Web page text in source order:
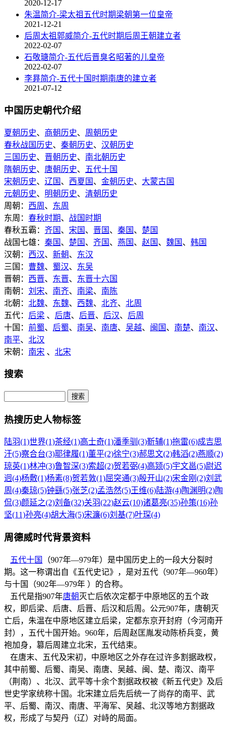
2020-12-17
朱温简介-梁太祖五代时期梁朝第一位皇帝
2021-12-21
后周太祖郭威简介-五代时期后周王朝建立者
2022-02-07
石敬瑭简介-五代后晋臭名昭著的儿皇帝
2022-02-07
李昪简介-五代十国时期南唐的建立者
2021-07-12
中国历史朝代介绍
夏朝历史、 商朝历史、 周朝历史
春秋战国历史、 秦朝历史、 汉朝历史
三国历史、 晋朝历史、 南北朝历史
隋朝历史、 唐朝历史、
五代十国
宋朝历史、 辽国 、 西夏国 、 金朝历史、 大蒙古国
元朝历史、 明朝历史、 清朝历史
周朝： 西周 、 东周
东周： 春秋时期、 战国时期
春秋五霸： 齐国 、 宋国 、 晋国 、 秦国 、 楚国
战国七雄： 秦国 、 楚国 、 齐国 、 燕国 、 赵国 、 魏国 、 韩国
汉朝： 西汉、 新朝、 东汉
三国： 曹魏、 蜀汉、 东吴
晋朝： 西晋、 东晋、 东晋十六国
南朝： 刘宋、 南齐、 南梁、 南陈
北朝： 北魏、 东魏、 西魏、 北齐、 北周
五代： 后梁 、 后唐、 后晋、 后汉、 后周
十国： 前蜀、 后蜀、 南吴、 南唐、 吴越、 闽国 、 南楚、 南汉、
南平、 北汉
宋朝： 南宋 、 北宋
搜索
热搜历史人物标签
陆羽(1)世界(1)茶经(1)高士奇(1)潘季驯(3)靳辅(1)拖雷(6)成吉思
汗(5)察合台(3)耶律履(1)董平(2)徐宁(3)郝思文(2)韩滔(2)燕顺(2)
琼英(1)林冲(3)鲁智深(3)索超(2)贺若弼(4)高颎(5)宇文邕(5)尉迟
迥(4)杨敷(1)杨素(8)贺若敦(1)屈突通(3)殷开山(2)宋金刚(2)刘武
周(4)秦琼(5)钟繇(5)张芝(2)孟浩然(5)王维(6)陆游(4)陶渊明(2)陶
侃(3)颜延之(2)刘备(32)关羽(22)赵云(10)诸葛亮(35)孙策(16)孙
坚(11)孙亮(4)胡大海(5)宋濂(6)刘基(7)叶琛(4)
周德威时代背景资料
五代十国
（907年—979年）是中国历史上的一段大分裂时
期。这一称谓出自《五代史记》，是对五代（907年—960年）
与十国（902年—979年 ）的合称。
五代是指907年唐朝灭亡后依次定都于中原地区的五个政
权，即后梁、后唐、后晋、后汉和后周。公元907年，唐朝灭
亡后，朱温在中原地区建立后梁，定都东京开封府（今河南开
封），五代十国开始。960年，后周赵匡胤发动陈桥兵变，黄
袍加身，篡后周建立北宋，五代结束。
在唐末、五代及宋初，中原地区之外存在过许多割据政权，
其中前蜀、后蜀、南吴、南唐、吴越、闽、楚、南汉、南平
（荆南）、北汉、武平等十余个割据政权被《新五代史》及后
世史学家统称十国。北宋建立后先后统一了尚存的南平、武
平、后蜀、南汉、南唐、平海军、吴越、北汉等地方割据政
权，形成了与契丹（辽）对峙的局面。